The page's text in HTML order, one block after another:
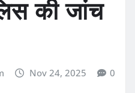
की जांच
Nov 24, 2025 0